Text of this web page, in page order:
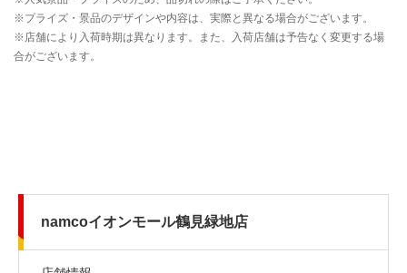
namcoイオンモール鶴見緑地店